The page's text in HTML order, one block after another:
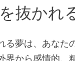
抜かれ
る夢は、あなた
界から感情的、